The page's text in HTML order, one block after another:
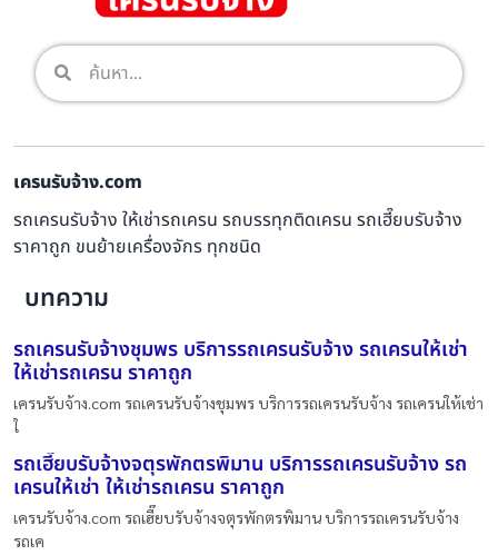
เครนรับจ้าง.com
รถเครนรับจ้าง ให้เช่ารถเครน รถบรรทุกติดเครน รถเฮี๊ยบรับจ้าง
ราคาถูก ขนย้ายเครื่องจักร ทุกชนิด
บทความ
รถเครนรับจ้างชุมพร บริการรถเครนรับจ้าง รถเครนให้เช่า
ให้เช่ารถเครน ราคาถูก
เครนรับจ้าง.com รถเครนรับจ้างชุมพร บริการรถเครนรับจ้าง รถเครนให้เช่า
ใ
รถเฮี๊ยบรับจ้างจตุรพักตรพิมาน บริการรถเครนรับจ้าง รถ
เครนให้เช่า ให้เช่ารถเครน ราคาถูก
เครนรับจ้าง.com รถเฮี๊ยบรับจ้างจตุรพักตรพิมาน บริการรถเครนรับจ้าง
รถเค